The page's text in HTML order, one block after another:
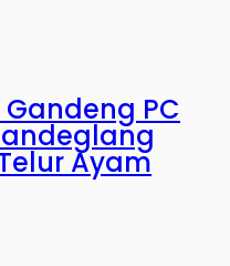
Gandeng PC
Ayam